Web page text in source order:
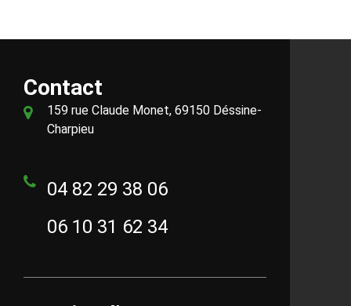
Contact
159 rue Claude Monet, 69150 Déssine-
Charpieu
04 82 29 38 06
06 10 31 62 34